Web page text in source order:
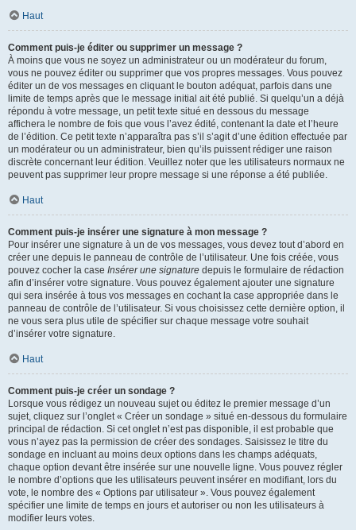
Haut
Comment puis-je éditer ou supprimer un message ?
À moins que vous ne soyez un administrateur ou un modérateur du forum,
vous ne pouvez éditer ou supprimer que vos propres messages. Vous pouvez
éditer un de vos messages en cliquant le bouton adéquat, parfois dans une
limite de temps après que le message initial ait été publié. Si quelqu’un a déjà
répondu à votre message, un petit texte situé en dessous du message
affichera le nombre de fois que vous l’avez édité, contenant la date et l’heure
de l’édition. Ce petit texte n’apparaîtra pas s’il s’agit d’une édition effectuée par
un modérateur ou un administrateur, bien qu’ils puissent rédiger une raison
discrète concernant leur édition. Veuillez noter que les utilisateurs normaux ne
peuvent pas supprimer leur propre message si une réponse a été publiée.
Haut
Comment puis-je insérer une signature à mon message ?
Pour insérer une signature à un de vos messages, vous devez tout d’abord en
créer une depuis le panneau de contrôle de l’utilisateur. Une fois créée, vous
pouvez cocher la case Insérer une signature depuis le formulaire de rédaction
afin d’insérer votre signature. Vous pouvez également ajouter une signature
qui sera insérée à tous vos messages en cochant la case appropriée dans le
panneau de contrôle de l’utilisateur. Si vous choisissez cette dernière option, il
ne vous sera plus utile de spécifier sur chaque message votre souhait
d’insérer votre signature.
Haut
Comment puis-je créer un sondage ?
Lorsque vous rédigez un nouveau sujet ou éditez le premier message d’un
sujet, cliquez sur l’onglet « Créer un sondage » situé en-dessous du formulaire
principal de rédaction. Si cet onglet n’est pas disponible, il est probable que
vous n’ayez pas la permission de créer des sondages. Saisissez le titre du
sondage en incluant au moins deux options dans les champs adéquats,
chaque option devant être insérée sur une nouvelle ligne. Vous pouvez régler
le nombre d’options que les utilisateurs peuvent insérer en modifiant, lors du
vote, le nombre des « Options par utilisateur ». Vous pouvez également
spécifier une limite de temps en jours et autoriser ou non les utilisateurs à
modifier leurs votes.